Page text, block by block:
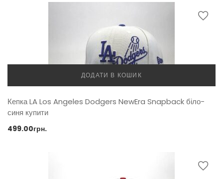
ДОДАТИ В КОШИК
Кепка LA Los Angeles Dodgers NewEra Snapback біло-
синя купити
499.00грн.